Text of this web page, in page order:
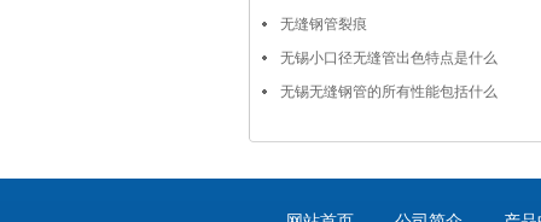
无缝钢管裂痕
无锡小口径无缝管出色特点是什么
无锡无缝钢管的所有性能包括什么